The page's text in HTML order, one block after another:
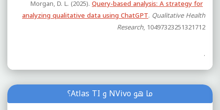
Morgan, D. L. (2025). Query-based analysis: A strategy for
analyzing qualitative data using ChatGPT. Qualitative Health
Research, 10497323251321712
.‏
ما هو NVivo و Atlas TI؟